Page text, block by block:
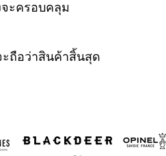
จะครอบคลุม
ถือว่าสินค้าสิ้นสุด